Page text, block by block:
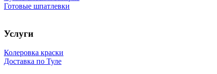
Готовые шпатлевки
Услуги
Колеровка краски
Доставка по Туле